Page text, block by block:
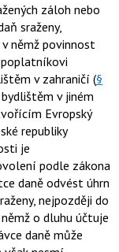
záloh nebo
sraženy,
němž povinnost
v zahraničí (§
v jiném
Evropský
republiky
je
podle zákona
daně odvést úhrn
nejpozději do
o dluhu účtuje
daně může